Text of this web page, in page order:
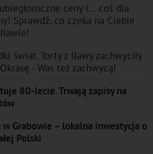
ceny i... coś dla
Sprawdź, co czeka na Ciebie
świat. Torty z Iławy zachwyciły
- Was też zachwycą!
80-lecie. Trwają zapisy na
Grabowie – lokalna inwestycja o
Polski